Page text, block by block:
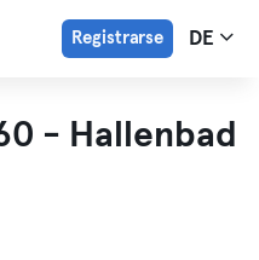
Registrarse DE
- Hallenbad